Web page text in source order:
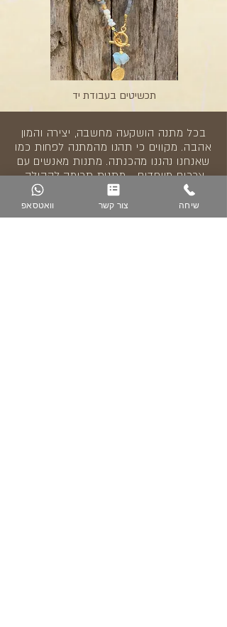
תכשיטים בעבודת יד
בכל מתנה הושקעה מחשבה, יצירה והמון
אהבה. מקווים כי תהנו מהמתנה לפחות כמו
שאנחנו נהננו מהכנתה. מתנות מאנשים עם
צרכים מיוחדים - מתנות תרומה לקהילה.
10% הנחה וואטסאפ צור קשר שיחה